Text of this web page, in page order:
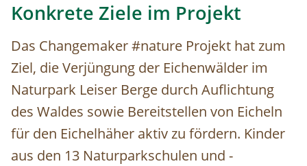
Konkrete Ziele im Projekt
Das Changemaker #nature Projekt hat zum
Ziel, die Verjüngung der Eichenwälder im
Naturpark Leiser Berge durch Auflichtung
des Waldes sowie Bereitstellen von Eicheln
für den Eichelhäher aktiv zu fördern. Kinder
aus den 13 Naturparkschulen und -